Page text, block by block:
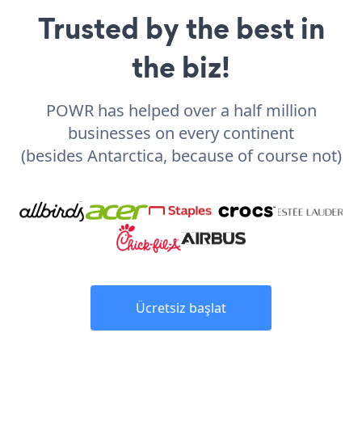
Trusted by the best in
the biz!
POWR has helped over a half million
businesses on every continent
(besides Antarctica, because of course not)
Ücretsiz başlat